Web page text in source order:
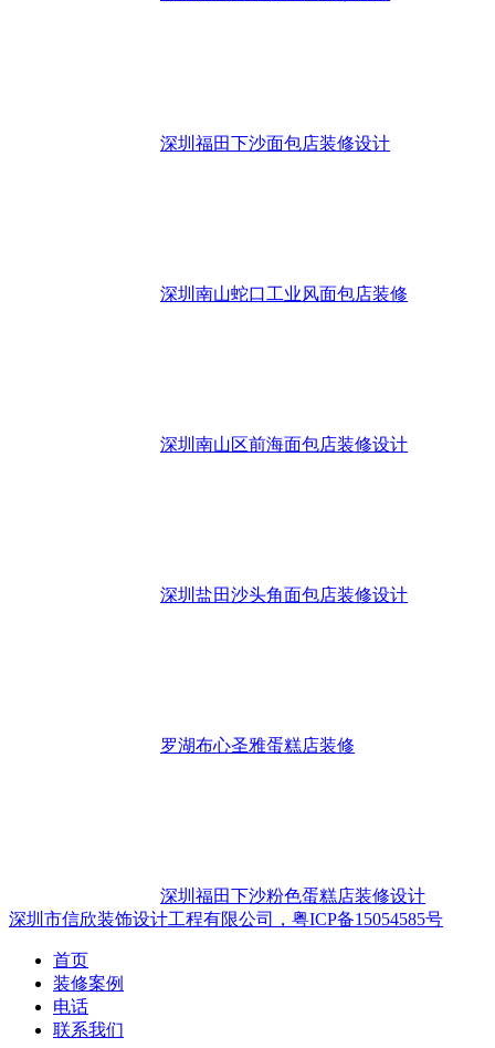
深圳福田下沙面包店装修设计
深圳南山蛇口工业风面包店装修
深圳南山区前海面包店装修设计
深圳盐田沙头角面包店装修设计
罗湖布心圣雅蛋糕店装修
深圳福田下沙粉色蛋糕店装修设计
深圳市信欣装饰设计工程有限公司，粤ICP备15054585号
首页
装修案例
电话
联系我们